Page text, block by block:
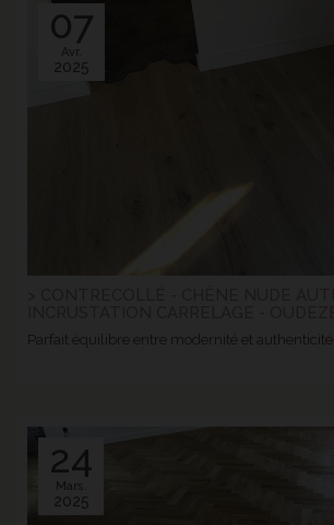
07
Avr.
2025
Parfait équilibre entre modernité et authenticité.
24
Mars.
2025